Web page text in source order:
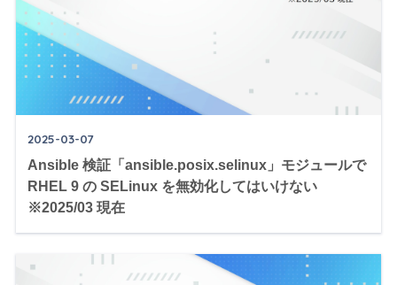
2025-03-07
Ansible 検証「ansible.posix.selinux」モジュールで
RHEL 9 の SELinux を無効化してはいけない
※2025/03 現在